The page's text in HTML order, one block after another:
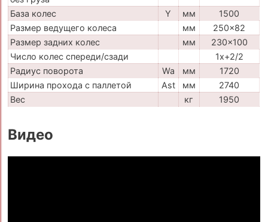
База колес
Y мм
1500
Размер ведущего колеса
мм
250x82
Размер задних колес
мм
230x100
Число колес спереди/сзади
1x+2/2
Радиус поворота
Wa мм
1720
Ширина прохода с паллетой
Ast мм
2740
Вес
кг 1950
Видео